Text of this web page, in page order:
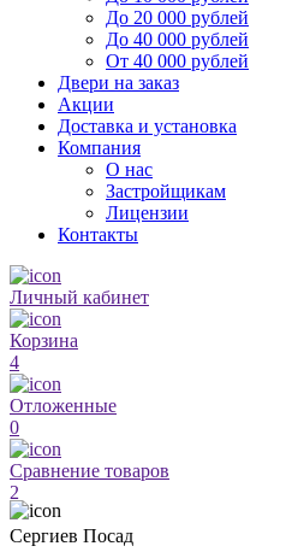
До 20 000 рублей
До 40 000 рублей
От 40 000 рублей
Двери на заказ
Акции
Доставка и установка
Компания
О нас
Застройщикам
Лицензии
Контакты
Личный кабинет
Корзина
4
Отложенные
0
Сравнение товаров
2
Сергиев Посад